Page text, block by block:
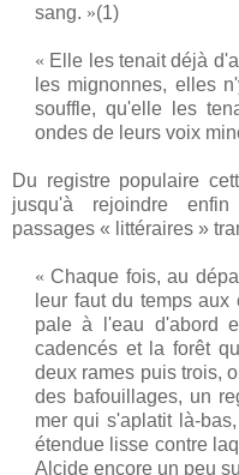
sang. »(1)
« Elle les tenait déjà
les mignonnes, elles
souffle, qu'elle les
ondes de leurs voix
Du registre populaire
jusqu'à rejoindre
passages « littéraires »
«Chaque fois, au
leur faut du temps
pale à l'eau d'abord
cadencés et la forêt
deux rames puis trois,
des bafouillages, un
mer qui s'aplatit là-
étendue lisse contre
Alcide encore un peu